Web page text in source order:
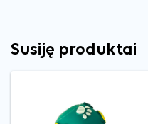
Susiję produktai